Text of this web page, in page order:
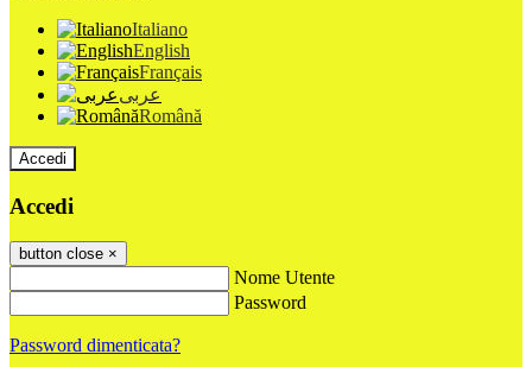
Italiano
English
Français
عربى
Română
Accedi
Accedi
button close ×
Nome Utente
Password
Password dimenticata?